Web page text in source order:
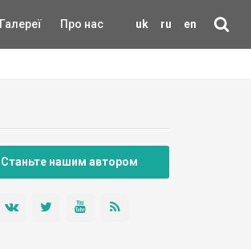
uk ru en
Галереї Про нас
Станьте нашим автором